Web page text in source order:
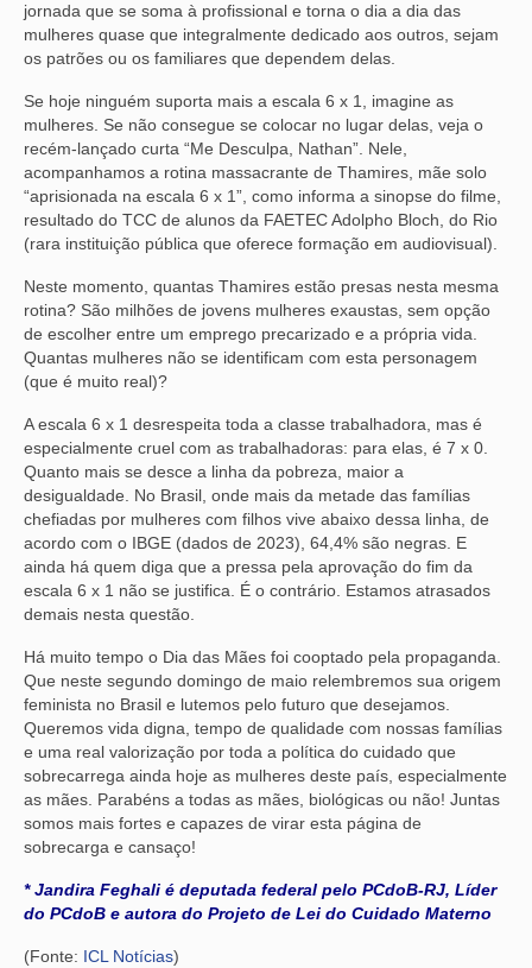
jornada que se soma à profissional e torna o dia a dia das
mulheres quase que integralmente dedicado aos outros, sejam
os patrões ou os familiares que dependem delas.
Se hoje ninguém suporta mais a escala 6 x 1, imagine as
mulheres. Se não consegue se colocar no lugar delas, veja o
recém-lançado curta “Me Desculpa, Nathan”. Nele,
acompanhamos a rotina massacrante de Thamires, mãe solo
“aprisionada na escala 6 x 1”, como informa a sinopse do filme,
resultado do TCC de alunos da FAETEC Adolpho Bloch, do Rio
(rara instituição pública que oferece formação em audiovisual).
Neste momento, quantas Thamires estão presas nesta mesma
rotina? São milhões de jovens mulheres exaustas, sem opção
de escolher entre um emprego precarizado e a própria vida.
Quantas mulheres não se identificam com esta personagem
(que é muito real)?
A escala 6 x 1 desrespeita toda a classe trabalhadora, mas é
especialmente cruel com as trabalhadoras: para elas, é 7 x 0.
Quanto mais se desce a linha da pobreza, maior a
desigualdade. No Brasil, onde mais da metade das famílias
chefiadas por mulheres com filhos vive abaixo dessa linha, de
acordo com o IBGE (dados de 2023), 64,4% são negras. E
ainda há quem diga que a pressa pela aprovação do fim da
escala 6 x 1 não se justifica. É o contrário. Estamos atrasados
demais nesta questão.
Há muito tempo o Dia das Mães foi cooptado pela propaganda.
Que neste segundo domingo de maio relembremos sua origem
feminista no Brasil e lutemos pelo futuro que desejamos.
Queremos vida digna, tempo de qualidade com nossas famílias
e uma real valorização por toda a política do cuidado que
sobrecarrega ainda hoje as mulheres deste país, especialmente
as mães. Parabéns a todas as mães, biológicas ou não! Juntas
somos mais fortes e capazes de virar esta página de
sobrecarga e cansaço!
* Jandira Feghali é deputada federal pelo PCdoB-RJ, Líder
do PCdoB e autora do Projeto de Lei do Cuidado Materno
(Fonte: ICL Notícias)